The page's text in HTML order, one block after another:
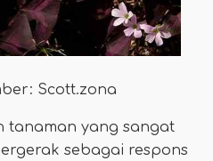
Scott.zona
tanaman yang sangat
sebagai respons